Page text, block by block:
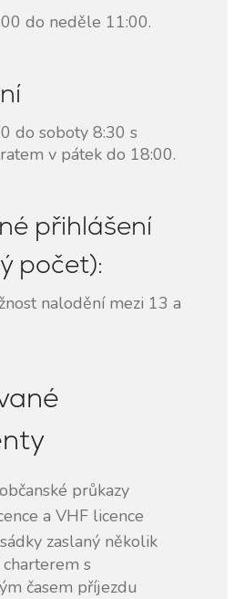
do neděle 11:00.
do soboty 8:30 s
v pátek do 18:00.
přihlášení
počet):
nalodění mezi 13 a
průkazy
a VHF licence
zaslaný několik
s
časem příjezdu